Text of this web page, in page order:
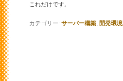
これだけです。
カテゴリー: サーバー構築, 開発環境